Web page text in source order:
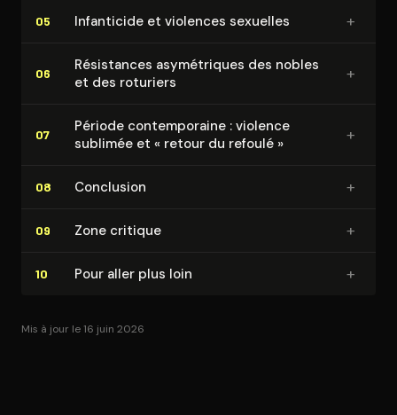
05 Infanticide et violences sexuelles +
06
Résistances asy­mé­triques des nobles
et des roturiers
+
07
Période contem­po­raine : violence
sublimée et « retour du refoulé »
+
08 Conclusion +
09 Zone critique +
10 Pour aller plus loin +
Mis à jour le 16 juin 2026